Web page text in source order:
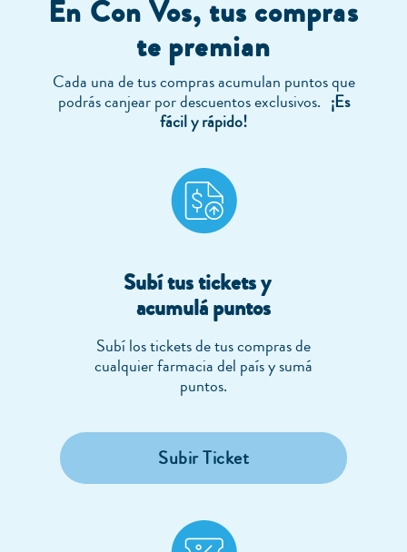
En Con Vos, tus compras
te premian
Cada una de tus compras acumulan puntos que
podrás canjear por descuentos exclusivos. ¡Es
fácil y rápido!
Subí tus tickets y
acumulá puntos
Subí los tickets de tus compras de
cualquier farmacia del país y sumá
puntos.
Subir Ticket